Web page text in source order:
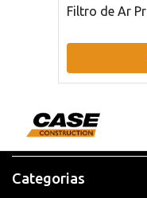
Filtro de Ar
Categorias